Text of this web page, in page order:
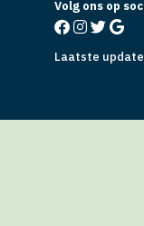
Laatste update